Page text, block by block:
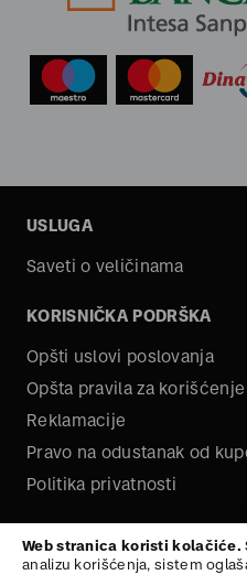
USLUGA
Saveti o veličinama
KORISNIČKA PODRŠKA
Opšti uslovi poslovanja
Opšta pravila za
Reklamacije
Pravo na odustanak od
Politika privatnosti
Web stranica koristi kolačiće.
analizu korišćenja, sistem